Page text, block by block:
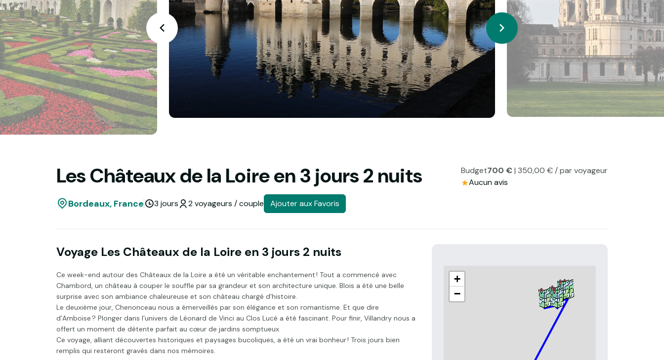
Les Châteaux de la Loire en 3 jours 2 nuits
Bordeaux, France 3 jours 2 voyageurs / couple Ajouter aux Favoris
Budget700 €| 350,00 € / par voyageur
Aucun avis
Voyage Les Châteaux de la Loire en 3 jours 2 nuits
Ce week-end autour des Châteaux de la Loire a été un véritable enchantement ! Tout a commencé avec
Chambord, un château à couper le souffle par sa grandeur et son architecture unique. Blois a été une belle
surprise avec son ambiance chaleureuse et son château chargé d'histoire.
Le deuxième jour, Chenonceau nous a émerveillés par son élégance et son romantisme. Et que dire
d’Amboise ? Plonger dans l’univers de Léonard de Vinci au Clos Lucé a été fascinant. Pour finir, Villandry nous a
offert un moment de détente parfait au cœur de jardins somptueux.
Ce voyage, alliant découvertes historiques et paysages bucoliques, a été un vrai bonheur ! Trois jours bien
remplis qui resteront gravés dans nos mémoires.
+
−